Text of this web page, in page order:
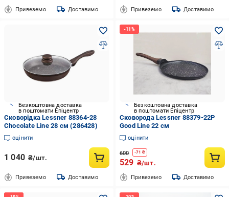
Привеземо Доставимо Привеземо Доставимо
Безкоштовна доставка
в поштомати Епіцентр
Сковорідка Lessner 88364-28
Chocolate Line 28 см (286428)
оцінити
1 040 ₴/шт.
Привеземо Доставимо
Безкоштовна доставка
в поштомати Епіцентр
Сковорода Lessner 88379-22P
Good Line 22 см
оцінити
600 -71 ₴
529 ₴/шт.
Привеземо Доставимо